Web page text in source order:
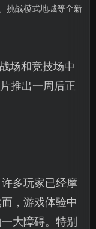
挑战模式地城等全新
场和竞技场中
推出一周后正
多玩家已经摩
，游戏体验中
大障碍。特别